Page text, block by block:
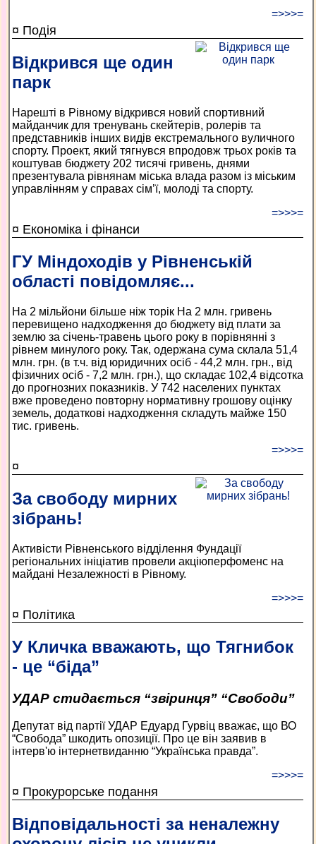
=>>>=
¤ Подія
Відкрився ще один
парк
Нарешті в Рівному відкрився новий спортивний
майданчик для тренувань скейтерів, ролерів та
представників інших видів екстремального вуличного
спорту. Проект, який тягнувся впродовж трьох років та
коштував бюджету 202 тисячі гривень, днями
презентувала рівнянам міська влада разом із міським
управлінням у справах сім’ї, молоді та спорту.
=>>>=
¤ Економіка і фінанси
ГУ Міндоходів у Рівненській
області повідомляє...
На 2 мільйони більше ніж торік На 2 млн. гривень
перевищено надходження до бюджету від плати за
землю за січень-травень цього року в порівнянні з
рівнем минулого року. Так, одержана сума склала 51,4
млн. грн. (в т.ч. від юридичних осіб - 44,2 млн. грн., від
фізичних осіб - 7,2 млн. грн.), що складає 102,4 відсотка
до прогнозних показників. У 742 населених пунктах
вже проведено повторну нормативну грошову оцінку
земель, додаткові надходження складуть майже 150
тис. гривень.
=>>>=
¤
За свободу мирних
зібрань!
Активісти Рівненського відділення Фундації
регіональних ініціатив провели акцію­перфоменс на
майдані Незалежності в Рівному.
=>>>=
¤ Політика
У Кличка вважають, що Тягнибок
- це “біда”
УДАР стидається “звіринця” “Свободи”
Депутат від партії УДАР Едуард Гурвіц вважає, що ВО
“Свобода” шкодить опозиції. Про це він заявив в
інтерв'ю інтернет­виданню “Українська правда”.
=>>>=
¤ Прокурорське подання
Відповідальності за неналежну